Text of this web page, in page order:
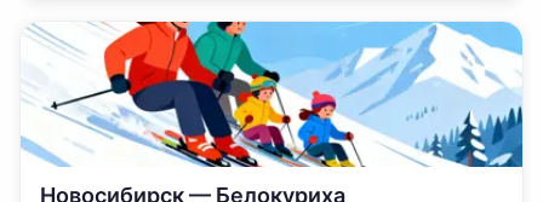
Новосибирск — Белокуриха